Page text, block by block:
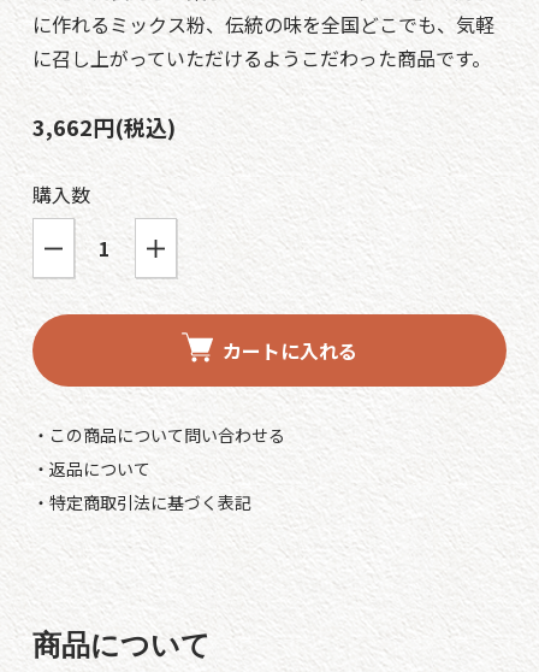
に作れるミックス粉、伝統の味を全国どこでも、気軽
に召し上がっていただけるようこだわった商品です。
3,662円(税込)
購入数
カートに入れる
・この商品について問い合わせる
・返品について
・特定商取引法に基づく表記
商品について